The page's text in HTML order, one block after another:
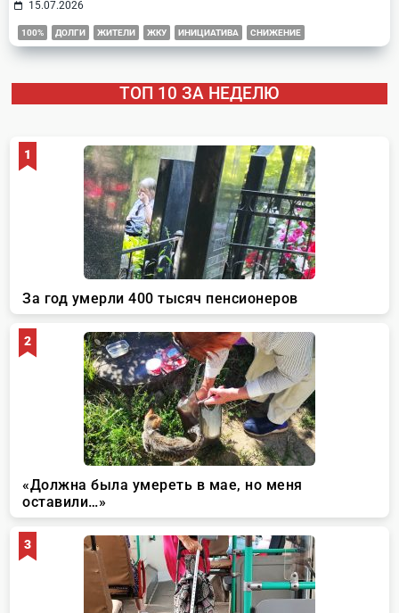
15.07.2026
100% ДОЛГИ ЖИТЕЛИ ЖКУ ИНИЦИАТИВА СНИЖЕНИЕ
ТОП 10 ЗА НЕДЕЛЮ